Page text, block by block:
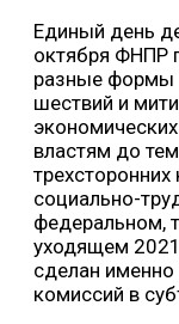
Единый день
октября ФНПР
разные формы
шествий и
властям до
социально-
федеральном,
уходящем
сделан именно
комиссий в